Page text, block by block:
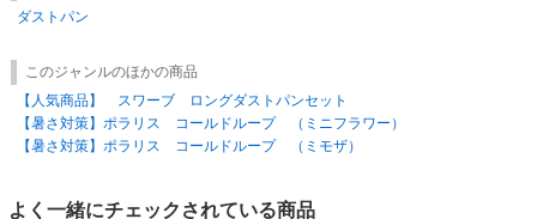
ダストパン
このジャンルのほかの商品
【人気商品】 スワーブ ロングダストパンセット
【暑さ対策】ポラリス コールドループ （ミニフラワー）
【暑さ対策】ポラリス コールドループ （ミモザ）
よく一緒にチェックされている商品